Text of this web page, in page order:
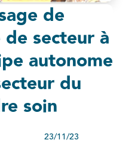
de
secteur à
autonome
du
soin
23/11/23